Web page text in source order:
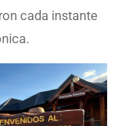
cada instante